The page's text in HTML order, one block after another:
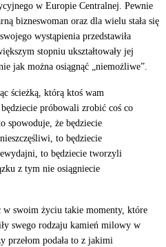
w Europie Centralnej. Pewnie
bizneswoman oraz dla wielu stała się
wystąpienia przedstawiła
stopniu ukształtowały jej
jak można osiągnąć „niemożliwe”.
ścieżką, którą ktoś wam
próbowali zrobić coś co
spowoduje, że będziecie
to będziecie
to będziecie tworzyli
z tym nie osiągniecie
swoim życiu takie momenty, które
swego rodzaju kamień milowy w
przełom podała to z jakimi